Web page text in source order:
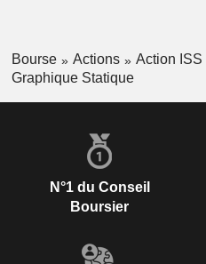
Bourse Actions Action ISS
Graphique Statique
N°1 du Conseil
Boursier